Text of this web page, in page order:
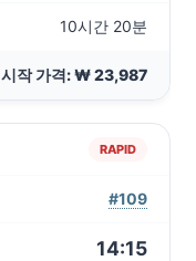
10시간 20분
시작 가격: ₩ 23,987
RAPID
#109
14:15